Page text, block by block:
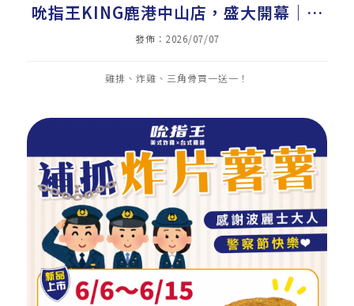
吮指王KING鹿港中山店，盛大開幕｜美
式炸雞加盟｜炸雞店加盟｜雞排加盟｜雞
發佈：2026/07/07
雞排、炸雞、三角骨買一送一！